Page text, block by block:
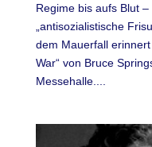
Regime bis aufs Blut
„antisozialistische
dem Mauerfall
War“ von Bruce
Messehalle....